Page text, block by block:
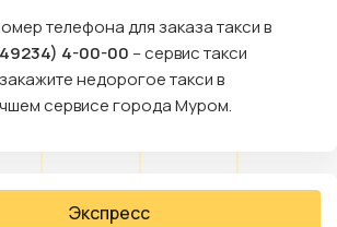
телефона для заказа такси в
4-00-00 – сервис такси
недорогое такси в
сервисе города Муром.
Экспресс